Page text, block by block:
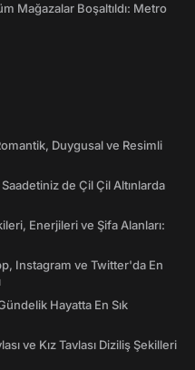
Mağazalar Boşaltıldı: Metro
Duygusal ve Resimli
de Çil Çil Altınlarda
Enerjileri ve Şifa Alanları:
Instagram ve Twitter'da En
Hayatta En Sık
ve Kız Tavlası Diziliş Şekilleri